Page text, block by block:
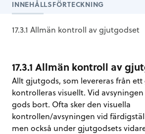
INNEHÅLLSFÖRTECKNING
17.3.1 Allmän kontroll av gjutgodset
17.3.1 Allmän kontroll av
Allt gjutgods, som levereras från
kontrolleras visuellt. Vid
gods bort. Ofta sker den visuella
kontrollen/avsyningen vid
men också under gjutgodsets